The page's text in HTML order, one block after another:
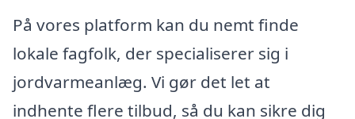
På vores platform kan du nemt finde
lokale fagfolk, der specialiserer sig i
jordvarmeanlæg. Vi gør det let at
indhente flere tilbud, så du kan sikre dig